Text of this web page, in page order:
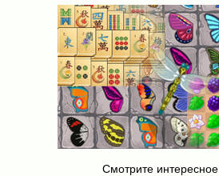
Смотрите интересное